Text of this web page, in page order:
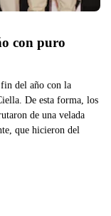
con puro
del año con la
De esta forma, los
de una velada
que hicieron del